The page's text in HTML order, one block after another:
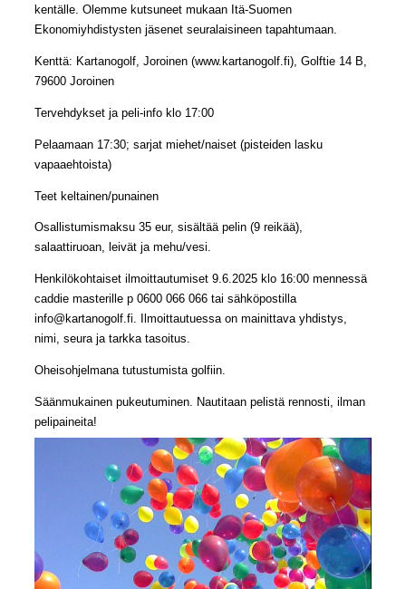
kentälle. Olemme kutsuneet mukaan Itä-Suomen
Ekonomiyhdistysten jäsenet seuralaisineen tapahtumaan.
Kenttä: Kartanogolf, Joroinen (www.kartanogolf.fi), Golftie 14 B,
79600 Joroinen
Tervehdykset ja peli-info klo 17:00
Pelaamaan 17:30; sarjat miehet/naiset (pisteiden lasku
vapaaehtoista)
Teet keltainen/punainen
Osallistumismaksu 35 eur, sisältää pelin (9 reikää),
salaattiruoan, leivät ja mehu/vesi.
Henkilökohtaiset ilmoittautumiset 9.6.2025 klo 16:00 mennessä
caddie masterille p 0600 066 066 tai sähköpostilla
info@kartanogolf.fi. Ilmoittautuessa on mainittava yhdistys,
nimi, seura ja tarkka tasoitus.
Oheisohjelmana tutustumista golfiin.
Säänmukainen pukeutuminen. Nautitaan pelistä rennosti, ilman
pelipaineita!